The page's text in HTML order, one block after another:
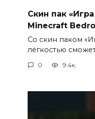
Скин пак
Minecraft
Со скин паком
лёгкостью
0 9.4к.